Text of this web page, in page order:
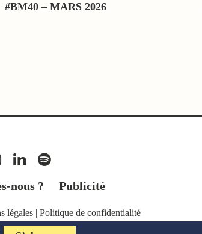
#BM40 – MARS 2026
nous ? Publicité
légales| Politique de confidentialité